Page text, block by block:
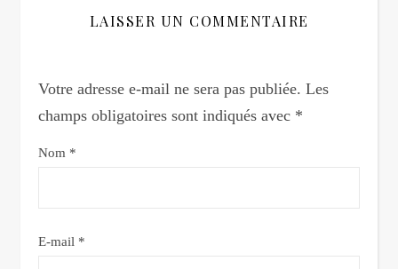
LAISSER UN COMMENTAIRE
Votre adresse e-mail ne sera pas publiée. Les
champs obligatoires sont indiqués avec *
Nom *
E-mail *